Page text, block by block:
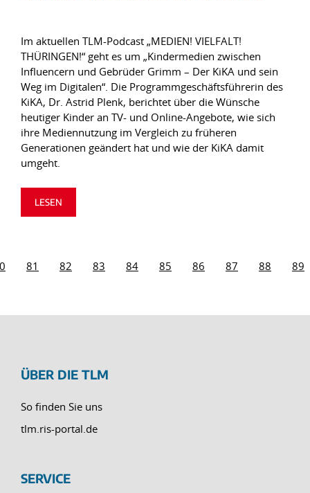
Im aktuellen TLM-Podcast „MEDIEN! VIELFALT!
THÜRINGEN!“ geht es um „Kindermedien zwischen
Influencern und Gebrüder Grimm – Der KiKA und sein
Weg im Digitalen“. Die Programmgeschäftsführerin des
KiKA, Dr. Astrid Plenk, berichtet über die Wünsche
heutiger Kinder an TV- und Online-Angebote, wie sich
ihre Mediennutzung im Vergleich zu früheren
Generationen geändert hat und wie der KiKA damit
umgeht.
LESEN
81 82 83 84 85 86 87 88 89
ÜBER DIE TLM
So finden Sie uns
tlm.ris-portal.de
SERVICE